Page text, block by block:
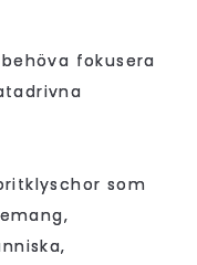
fokusera
som